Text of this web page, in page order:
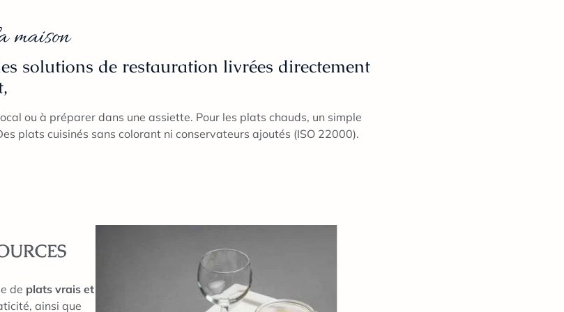
maison
solutions de restauration livrées directement
ou à préparer dans une assiette. Pour les plats chauds, un simple
plats cuisinés sans colorant ni conservateurs ajoutés (ISO 22000).
de plats vrais et
ainsi que